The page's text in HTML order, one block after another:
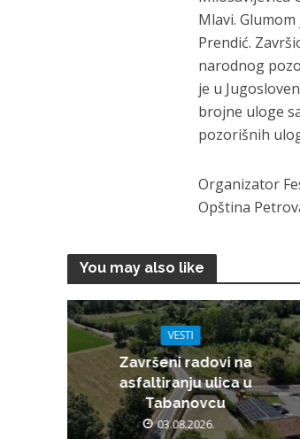
Mlavi.
Prendić.
narodnog
je u
brojne uloge
pozorišnih
Organizator
Opština
You may also like
VESTI
Završeni radovi na
asfaltiranju ulica u
Tabanovcu
03.08.2026.